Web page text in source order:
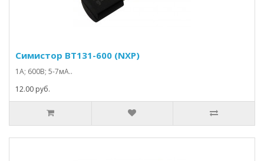
Симистор BT131-600 (NXP)
1А; 600В; 5-7мА..
12.00 руб.